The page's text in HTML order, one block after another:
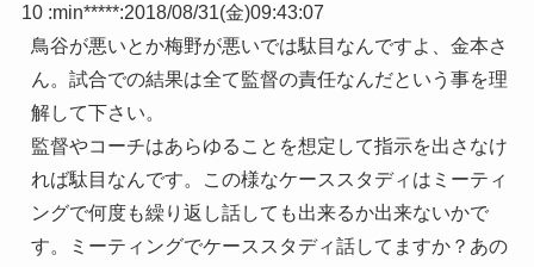
10 :min*****:2018/08/31(金)09:43:07
鳥谷が悪いとか梅野が悪いでは駄目なんですよ、金本さ
ん。試合での結果は全て監督の責任なんだという事を理
解して下さい。
監督やコーチはあらゆることを想定して指示を出さなけ
れば駄目なんです。この様なケーススタディはミーティ
ングで何度も繰り返し話しても出来るか出来ないかで
す。ミーティングでケーススタディ話してますか？あの